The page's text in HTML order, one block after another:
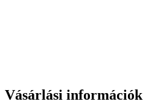
Vásárlási információk